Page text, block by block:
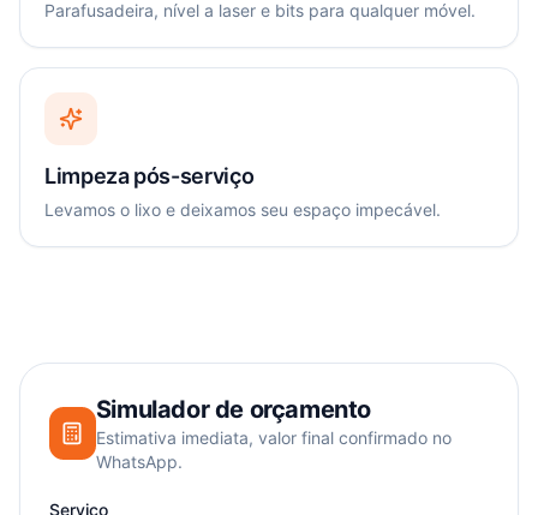
Parafusadeira, nível a laser e bits para qualquer móvel.
Limpeza pós-serviço
Levamos o lixo e deixamos seu espaço impecável.
Simulador de orçamento
Estimativa imediata, valor final confirmado no
WhatsApp.
Serviço